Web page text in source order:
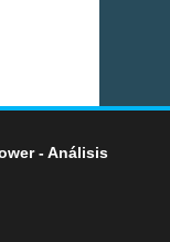
- Análisis